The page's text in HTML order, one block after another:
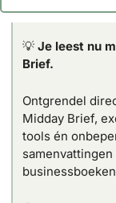
💡 Je leest nu
Brief.
Ontgrendel
Midday Brief,
tools én